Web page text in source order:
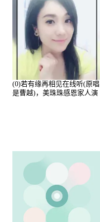
(0)若有缘再相见在线听(原唱
是曹越)，美珠珠感恩家人演